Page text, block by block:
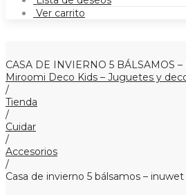
Ver carrito
CASA DE INVIERNO 5 BÁLSAMOS
Miroomi Deco Kids – Juguetes y
/
Tienda
/
Cuidar
/
Accesorios
/
Casa de invierno 5 bálsamos – inuwet